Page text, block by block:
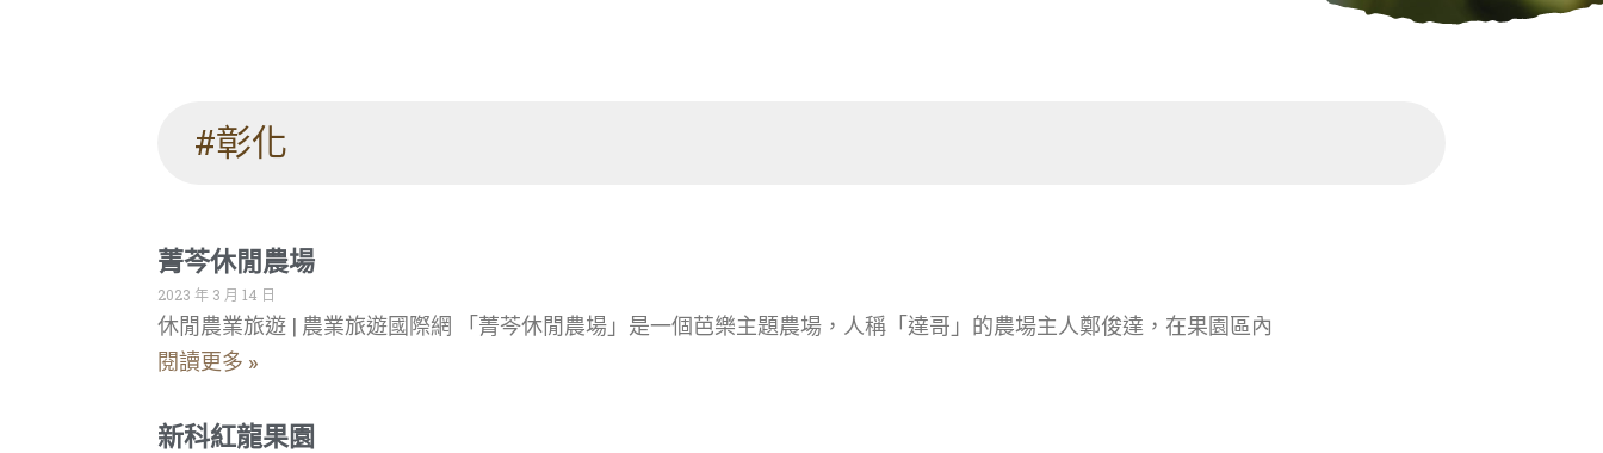
#彰化
菁芩休閒農場
2023 年 3 月 14 日
休閒農業旅遊 | 農業旅遊國際網 「菁芩休閒農場」是一個芭樂主題農場，人稱「達哥」的農場主人鄭俊達，在果園區內
閱讀更多 »
新科紅龍果園